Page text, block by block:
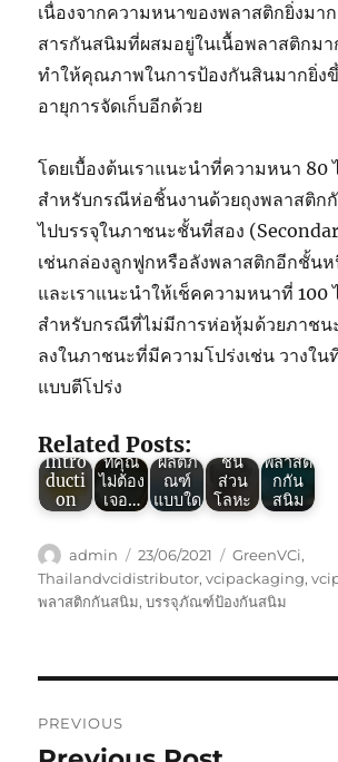
เนื่องจากความหนาของพลาสติกยิ่งมา
สารกันสนิมที่ผสมอยู่ในเนื้อพลาสติกมา
ทำให้คุณภาพในการป้องกันสินมากยิ่ง
อายุการจัดเก็บอีกด้วย
โดยเบื้องต้นเราแนะนำที่ความหนา 80
สำหรับกรณีห่อชิ้นงานด้วยถุงพลาสติก
ไปบรรจุในภาชนะชั้นที่สอง
เช่นกล่องลูกฟูกหรือลังพลาสติกอีกชั้นห
และเราแนะนำให้เช็คความหนาที่
สำหรับกรณีที่ไม่มีการห่อหุ้มด้วยภาชน
ลงในภาชนะที่มีความโปร่งเช่น วางใน
แบบตีโปร่ง
Related Posts:
Green
and)
Intro
ducti
on
Green
ปัญหา
ที่คุณ
ไม่ต้อง
เจอ…
Green
VCI :
ถุง
ใช้กัน
ผลิตภั
ณฑ์
แบบใด
Green
VCI :
ถุง
พลาสติ
กกัน
สนิม
ชิ้น
ส่วน
โลหะ
พลาสติ
กกัน
สนิม
Author
admin
Posted
on
23/06/2021 Tags
GreenVCi,
Thailandvcidistributor,vcipackaging,
พลาสติกกันสนิม,บรรจุภัณฑ์ป้องกันสนิม
navigation
PREVIOUS
Previous